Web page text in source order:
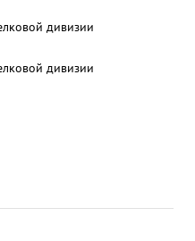
дивизии
дивизии